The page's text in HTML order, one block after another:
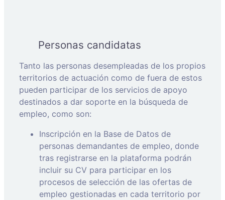
Personas candidatas
Tanto las personas desempleadas de los propios
territorios de actuación como de fuera de estos
pueden participar de los servicios de apoyo
destinados a dar soporte en la búsqueda de
empleo, como son:
Inscripción en la Base de Datos de
personas demandantes de empleo, donde
tras registrarse en la plataforma podrán
incluir su CV para participar en los
procesos de selección de las ofertas de
empleo gestionadas en cada territorio por